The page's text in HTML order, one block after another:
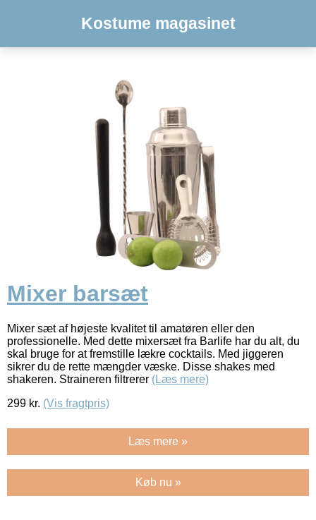
Kostume magasinet
Mixer barsæt
Mixer sæt af højeste kvalitet til amatøren eller den
professionelle. Med dette mixersæt fra Barlife har du alt, du
skal bruge for at fremstille lækre cocktails. Med jiggeren
sikrer du de rette mængder væske. Disse shakes med
shakeren. Straineren filtrerer (Læs mere)
299 kr. (Vis fragtpris)
Læs mere »
Køb nu »